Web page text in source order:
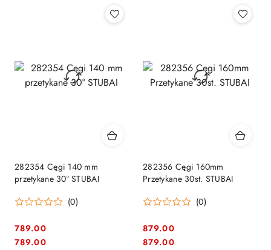
282354 Cęgi 140 mm
przetykane 30° STUBAI
(0)
Cena:
789.00
Cena:
789.00
282356 Cęgi 160mm
Przetykane 30st. STUBAI
(0)
Cena:
879.00
Cena:
879.00